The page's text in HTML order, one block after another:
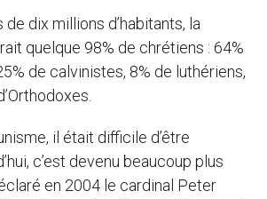
dix millions d’habitants, la
quelque 98% de chrétiens : 64%
de calvinistes, 8% de luthériens,
il était difficile d’être
c’est devenu beaucoup plus
en 2004 le cardinal Peter